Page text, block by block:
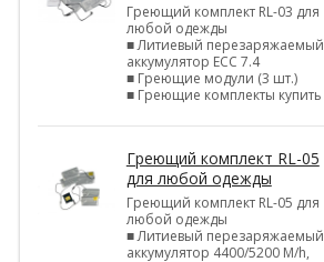
Греющий комплект RL-03 для
любой одежды
■ Литиевый перезаряжаемый
аккумулятор ЕСС 7.4
■ Греющие модули (3 шт.)
■ Греющие комплекты купить
Греющий комплект RL-05
для любой одежды
Греющий комплект RL-05 для
любой одежды
■ Литиевый перезаряжаемый
аккумулятор 4400/5200 M/h,